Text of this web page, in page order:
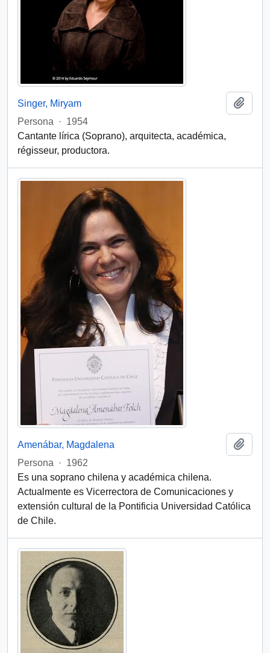
Singer, Miryam
Persona
· 1954
Cantante lírica (Soprano), arquitecta, académica,
régisseur, productora.
Amenábar, Magdalena
Persona
· 1962
Es una soprano chilena y académica chilena.
Actualmente es Vicerrectora de Comunicaciones y
extensión cultural de la Pontificia Universidad Católica
de Chile.